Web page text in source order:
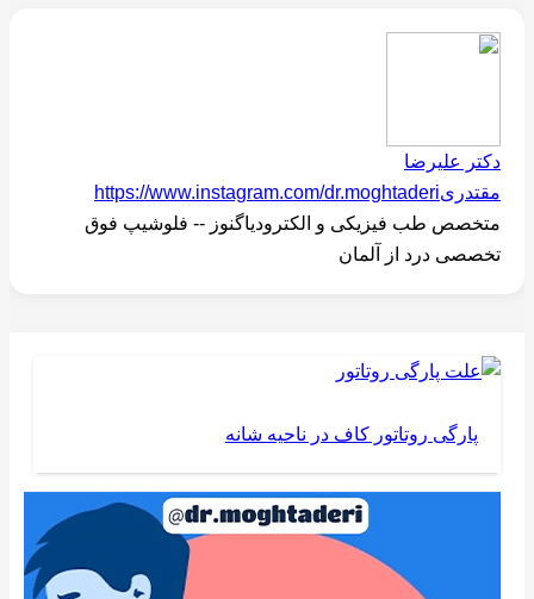
دکتر علیرضا
مقتدریhttps://www.instagram.com/dr.moghtaderi
متخصص طب فیزیکی و الکترودیاگنوز -- فلوشیپ فوق
تخصصی درد از آلمان
پارگی روتاتور کاف در ناحیه شانه